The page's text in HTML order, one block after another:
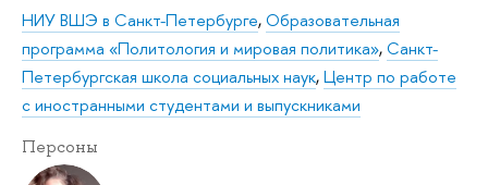
НИУ ВШЭ в Санкт-Петербурге,Образовательная
программа «Политология и мировая политика»,Санкт-
Петербургская школа социальных наук,Центр по работе
с иностранными студентами и выпускниками
Персоны